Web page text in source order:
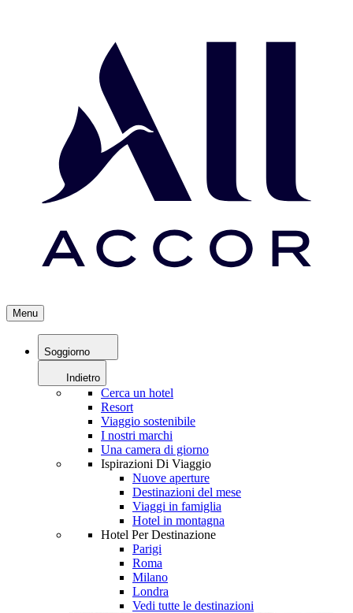
Menu
Soggiorno
Indietro
Cerca un hotel
Resort
Viaggio sostenibile
I nostri marchi
Una camera di giorno
Ispirazioni Di Viaggio
Nuove aperture
Destinazioni del mese
Viaggi in famiglia
Hotel in montagna
Hotel Per Destinazione
Parigi
Roma
Milano
Londra
Vedi tutte le destinazioni